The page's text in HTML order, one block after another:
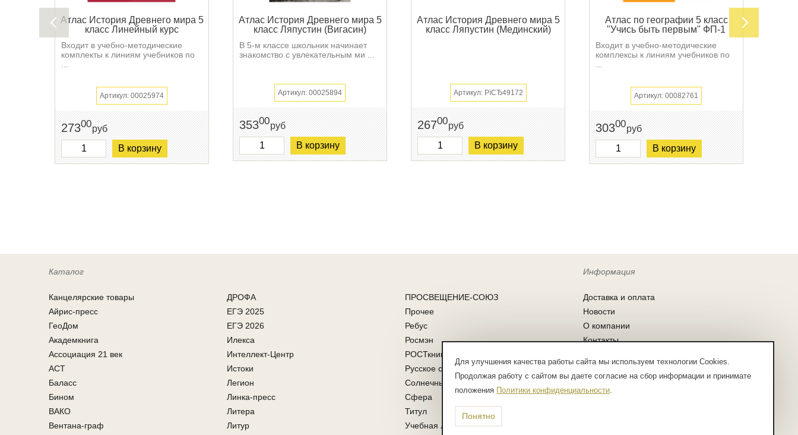
Атлас История Древнего мира 5
класс Линейный курс
Входит в учебно-методические
комплекты к линиям учебников по
Артикул: 00025974
27300руб
В корзину
Атлас История Древнего мира 5
класс Ляпустин (Вигасин)
В 5-м классе школьник начинает
знакомство с увлекательным ми ...
Артикул: 00025894
35300руб
В корзину
Атлас История Древнего мира 5
класс Ляпустин (Мединский)
Артикул: РїСЂ49172
26700руб
В корзину
Атлас по географии 5 класс
"Учись быть первым" ФП-1
Входит в учебно-методические
комплексы к линиям учебников по
Артикул: 00082761
30300руб
В корзину
Каталог
Канцелярcкие товары
Айрис-пресс
ГеоДом
Академкнига
Ассоциация 21 век
АСТ
Баласс
Бином
ВАКО
Вентана-граф
ДРОФА
ЕГЭ 2025
ЕГЭ 2026
Илекса
Интеллект-Центр
Истоки
Легион
Линка-пресс
Литера
Литур
ПРОСВЕЩЕНИЕ-СОЮЗ
Прочее
Ребус
Росмэн
РОСТкнига
Русское слово
Солнечные ступени
Сфера
Титул
Учебная литература ФГОС
Информация
Доставка и оплата
Новости
О компании
Контакты
Для улучшения качества работы сайта мы используем технологии Cookies.
Продолжая работу с сайтом вы даете согласие на сбор информации и принимате
положения Политики конфиденциальности.
Понятно